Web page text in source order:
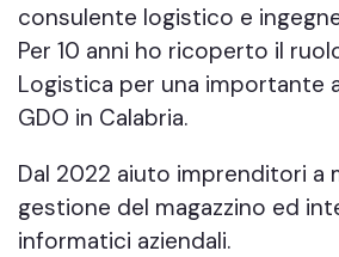
consulente logistico e
Per 10 anni ho ricoperto il
Logistica per una importante
GDO in Calabria.
Dal 2022 aiuto imprenditori a
gestione del magazzino ed
informatici aziendali.